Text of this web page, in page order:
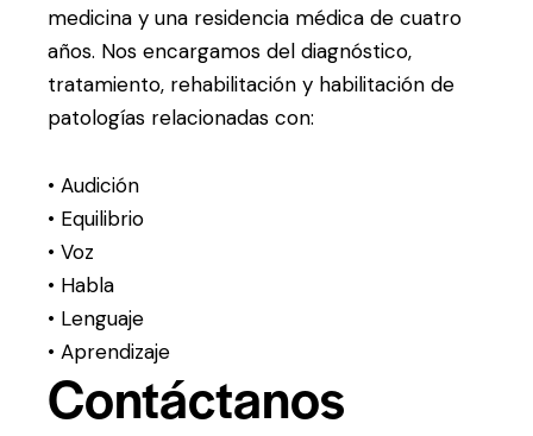
medicina y una residencia médica de cuatro
años. Nos encargamos del diagnóstico,
tratamiento, rehabilitación y habilitación de
patologías relacionadas con:
• Audición
• Equilibrio
• Voz
• Habla
• Lenguaje
• Aprendizaje
Contáctanos